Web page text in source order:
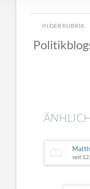
IN DER RUBRIK
seit